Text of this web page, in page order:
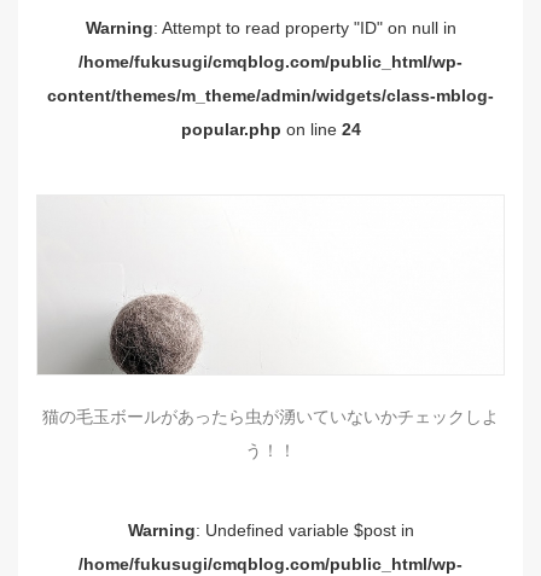
Warning: Attempt to read property "ID" on null in
/home/fukusugi/cmqblog.com/public_html/wp-
content/themes/m_theme/admin/widgets/class-mblog-
popular.php on line 24
猫の毛玉ボールがあったら虫が湧いていないかチェックしよ
う！！
Warning: Undefined variable $post in
/home/fukusugi/cmqblog.com/public_html/wp-